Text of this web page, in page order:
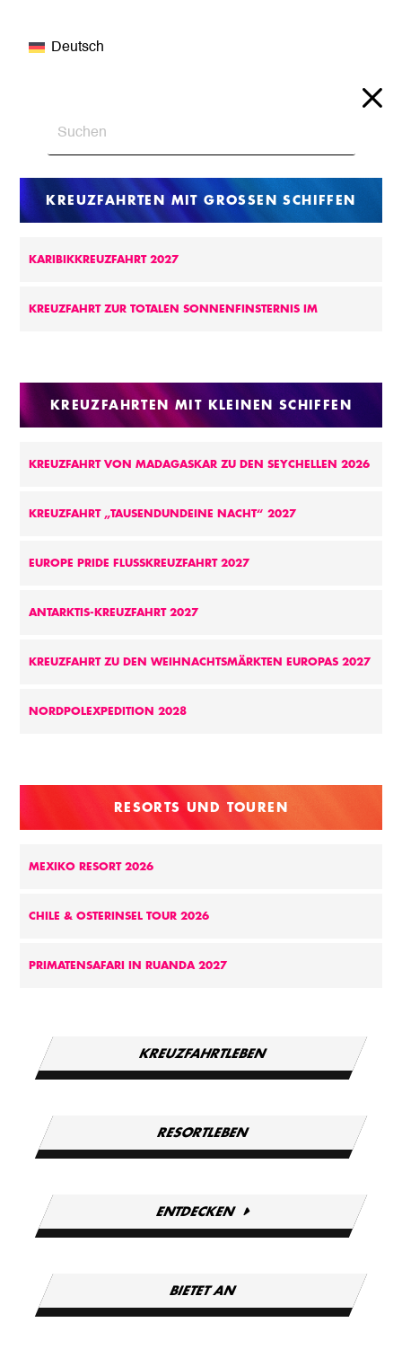
Deutsch
KREUZFAHRTEN MIT GROSSEN SCHIFFEN
KARIBIKKREUZFAHRT 2027
KREUZFAHRT ZUR TOTALEN SONNENFINSTERNIS IM
KREUZFAHRTEN MIT KLEINEN SCHIFFEN
KREUZFAHRT VON MADAGASKAR ZU DEN SEYCHELLEN 2026
KREUZFAHRT „TAUSENDUNDEINE NACHT“ 2027
EUROPE PRIDE FLUSSKREUZFAHRT 2027
ANTARKTIS-KREUZFAHRT 2027
KREUZFAHRT ZU DEN WEIHNACHTSMÄRKTEN EUROPAS 2027
NORDPOLEXPEDITION 2028
RESORTS UND TOUREN
MEXIKO RESORT 2026
CHILE & OSTERINSEL TOUR 2026
PRIMATENSAFARI IN RUANDA 2027
KREUZFAHRTLEBEN
RESORTLEBEN
ENTDECKEN
BIETET AN